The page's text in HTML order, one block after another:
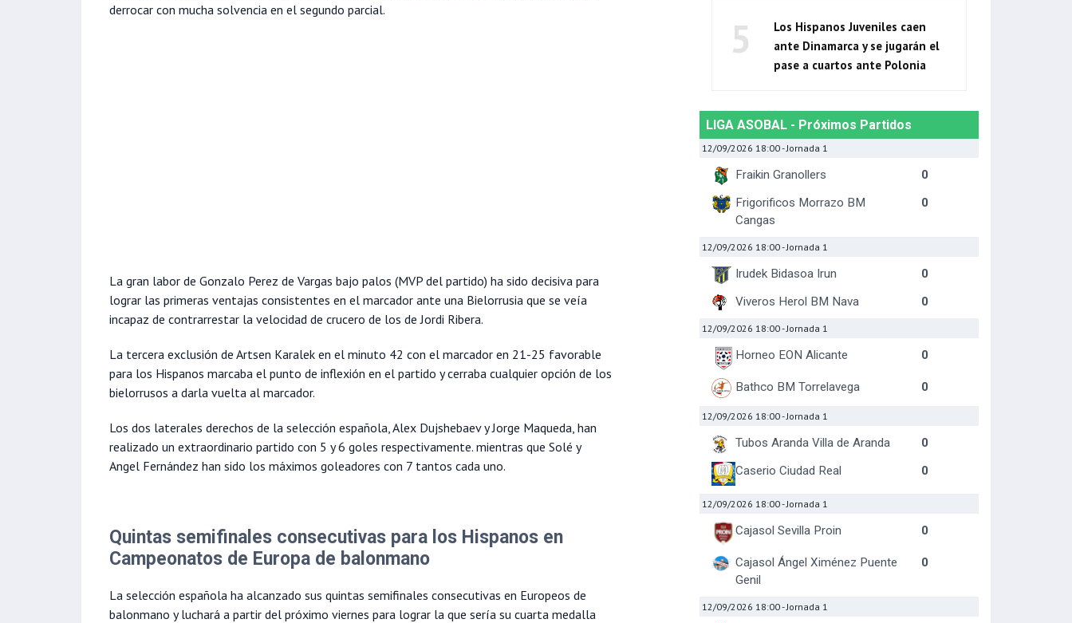
derrocar con mucha solvencia en el segundo parcial.
La gran labor de Gonzalo Perez de Vargas bajo palos (MVP del partido) ha sido decisiva para
lograr las primeras ventajas consistentes en el marcador ante una Bielorrusia que se veía
incapaz de contrarrestar la velocidad de crucero de los de Jordi Ribera.
La tercera exclusión de Artsen Karalek en el minuto 42 con el marcador en 21-25 favorable
para los Hispanos marcaba el punto de inflexión en el partido y cerraba cualquier opción de los
bielorrusos a darla vuelta al marcador.
Los dos laterales derechos de la selección española, Alex Dujshebaev y Jorge Maqueda, han
realizado un extraordinario partido con 5 y 6 goles respectivamente. mientras que Solé y
Angel Fernández han sido los máximos goleadores con 7 tantos cada uno.
Quintas semifinales consecutivas para los Hispanos en
Campeonatos de Europa de balonmano
La selección española ha alcanzado sus quintas semifinales consecutivas en Europeos de
balonmano y luchará a partir del próximo viernes para lograr la que sería su cuarta medalla
5
Los Hispanos Juveniles caen
ante Dinamarca y se jugarán el
pase a cuartos ante Polonia
LIGA ASOBAL - Próximos Partidos
12/09/2026 18:00- Jornada 1
Fraikin Granollers
0
Frigorificos Morrazo BM
Cangas
0
12/09/2026 18:00- Jornada 1
Irudek Bidasoa Irun
0
Viveros Herol BM Nava
0
12/09/2026 18:00- Jornada 1
Horneo EON Alicante 0
Bathco BM Torrelavega 0
12/09/2026 18:00- Jornada 1
Tubos Aranda Villa de Aranda
0
Caserio Ciudad Real
0
12/09/2026 18:00- Jornada 1
Cajasol Sevilla Proin 0
Cajasol Ángel Ximénez Puente
Genil
0
12/09/2026 18:00- Jornada 1